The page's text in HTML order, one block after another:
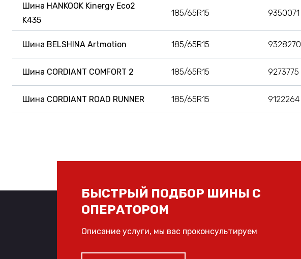
Шина HANKOOK Kinergy Eco2
K435
185/65R15 9350071
Шина BELSHINA Artmotion 185/65R15 9328270
Шина CORDIANT COMFORT 2 185/65R15 9273775
Шина CORDIANT ROAD RUNNER 185/65R15 9122264
БЫСТРЫЙ ПОДБОР ШИНЫ С
ОПЕРАТОРОМ
Описание услуги, мы вас проконсультируем